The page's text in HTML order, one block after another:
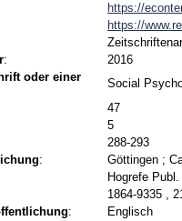
https://
https://
:
2016
oder einer
Social
47
5
288-293
:
Göttingen ;
Hogrefe Publ.
1864-9335 ,
:
Englisch